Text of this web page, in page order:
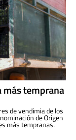
más temprana
de vendimia de los
de Origen
más tempranas.